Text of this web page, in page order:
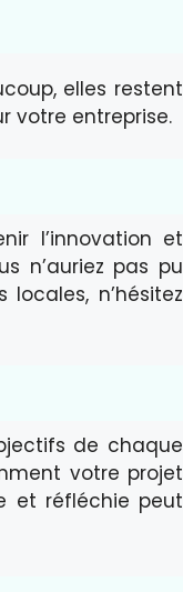
elles restent
votre entreprise.
l’innovation et
n’auriez pas pu
n’hésitez
de chaque
votre projet
et réfléchie peut